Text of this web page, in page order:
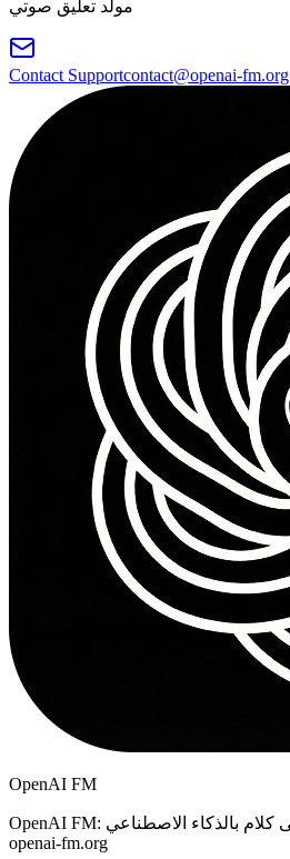
مولّد تعليق صوتي
Contact Supportcontact@openai-fm.org
OpenAI FM
OpenAI FM: مُولِّد تحويل النص إلى كلام بالذكاء الاصطناعي،
openai-fm.org